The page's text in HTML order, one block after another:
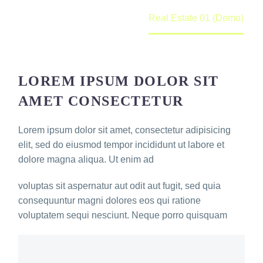
Real Estate 01 (Demo)
LOREM IPSUM DOLOR SIT
AMET CONSECTETUR
Lorem ipsum dolor sit amet, consectetur adipisicing
elit, sed do eiusmod tempor incididunt ut labore et
dolore magna aliqua. Ut enim ad
voluptas sit aspernatur aut odit aut fugit, sed quia
consequuntur magni dolores eos qui ratione
voluptatem sequi nesciunt. Neque porro quisquam